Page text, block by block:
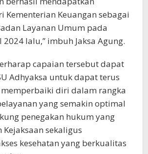
Kementerian Keuangan sebagai
Layanan Umum pada
lalu,” imbuh Jaksa Agung.
capaian tersebut dapat
Adhyaksa untuk dapat terus
diri dalam rangka
yang semakin optimal
penegakan hukum yang
sekaligus
kesehatan yang berkualitas